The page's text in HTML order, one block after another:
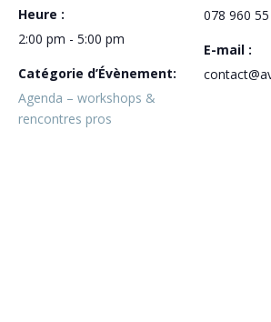
Heure :
2:00 pm - 5:00 pm
Catégorie d’Évènement:
Agenda – workshops &
rencontres pros
078 960
E-mail :